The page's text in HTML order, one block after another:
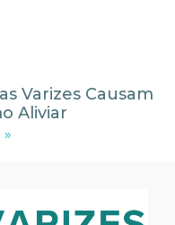
Varizes Causam
Aliviar
»